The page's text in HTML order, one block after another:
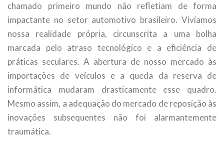
chamado primeiro mundo não refletiam de forma
impactante no setor automotivo brasileiro. Vivíamos
nossa realidade própria, circunscrita a uma bolha
marcada pelo atraso tecnológico e a eficiência de
práticas seculares. A abertura de nosso mercado às
importações de veículos e a queda da reserva de
informática mudaram drasticamente esse quadro.
Mesmo assim, a adequação do mercado de reposição às
inovações subsequentes não foi alarmantemente
traumática.